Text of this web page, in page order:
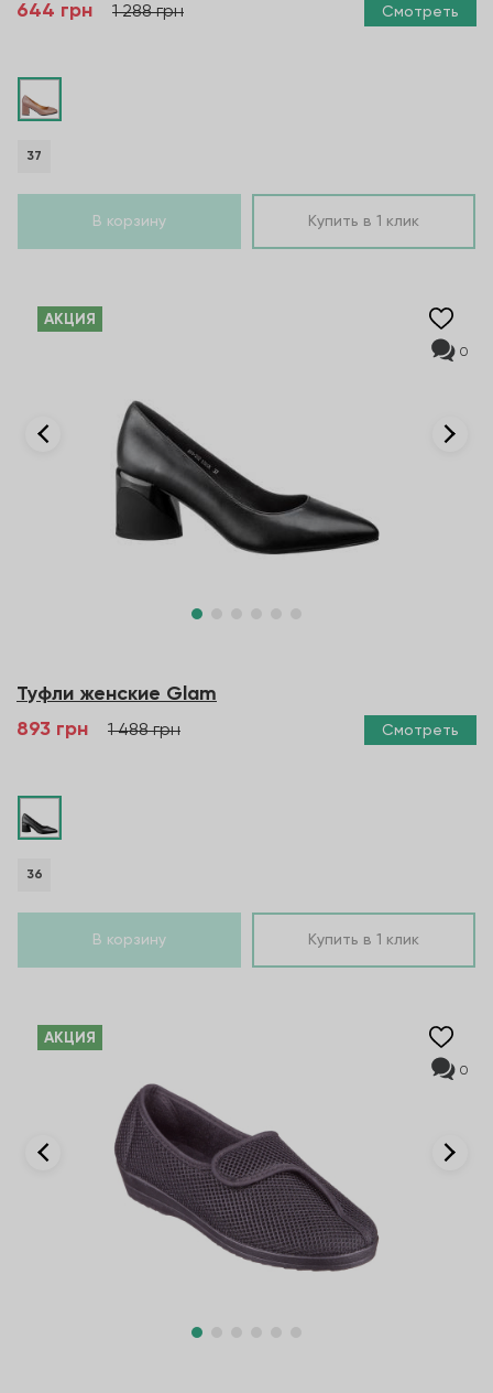
644 грн
1 288 грн Смотреть
37
В корзину Купить в 1 клик
AКЦИЯ
0
Туфли женские Glam
893 грн
1 488 грн Смотреть
36
В корзину Купить в 1 клик
AКЦИЯ
0